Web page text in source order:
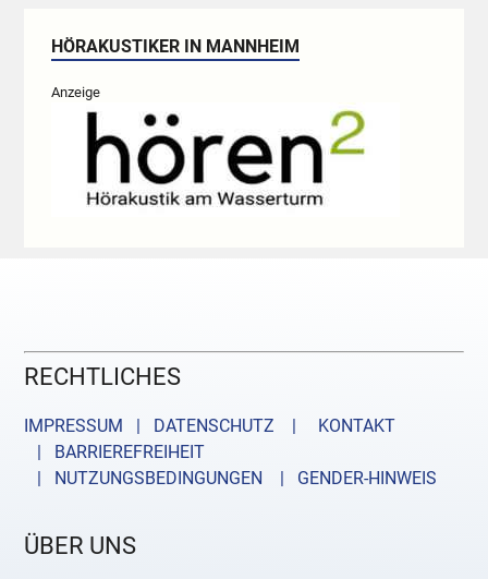
HÖRAKUSTIKER IN MANNHEIM
Anzeige
RECHTLICHES
IMPRESSUM | DATENSCHUTZ |
KONTAKT
| BARRIEREFREIHEIT
| NUTZUNGSBEDINGUNGEN
| GENDER-HINWEIS
ÜBER UNS